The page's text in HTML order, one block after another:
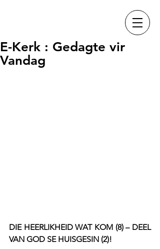
E-Kerk : Gedagte vir
Vandag
DIE HEERLIKHEID WAT KOM (8) – DEEL
VAN GOD SE HUISGESIN (2)!